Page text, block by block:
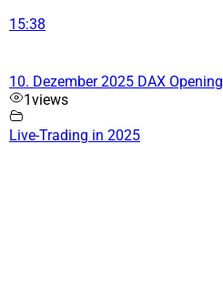
15:38
10. Dezember 2025 DAX Opening
1views
Live-Trading in 2025